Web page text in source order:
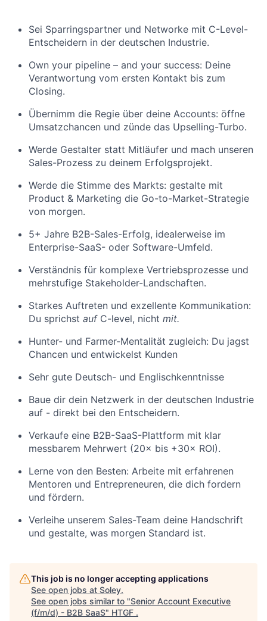
Sei Sparringspartner und Networke mit C-Level-
Entscheidern in der deutschen Industrie.
Own your pipeline – and your success: Deine
Verantwortung vom ersten Kontakt bis zum
Closing.
Übernimm die Regie über deine Accounts: öffne
Umsatzchancen und zünde das Upselling-Turbo.
Werde Gestalter statt Mitläufer und mach unseren
Sales-Prozess zu deinem Erfolgsprojekt.
Werde die Stimme des Markts: gestalte mit
Product & Marketing die Go-to-Market-Strategie
von morgen.
5+ Jahre B2B-Sales-Erfolg, idealerweise im
Enterprise-SaaS- oder Software-Umfeld.
Verständnis für komplexe Vertriebsprozesse und
mehrstufige Stakeholder-Landschaften.
Starkes Auftreten und exzellente Kommunikation:
Du sprichst auf C-level, nicht mit.
Hunter- und Farmer-Mentalität zugleich: Du jagst
Chancen und entwickelst Kunden
Sehr gute Deutsch- und Englischkenntnisse
Baue dir dein Netzwerk in der deutschen Industrie
auf - direkt bei den Entscheidern.
Verkaufe eine B2B-SaaS-Plattform mit klar
messbarem Mehrwert (20× bis +30× ROI).
Lerne von den Besten: Arbeite mit erfahrenen
Mentoren und Entrepreneuren, die dich fordern
und fördern.
Verleihe unserem Sales-Team deine Handschrift
und gestalte, was morgen Standard ist.
This job is no longer accepting applications
See open jobs at Soley.
See open jobs similar to "Senior Account Executive
(f/m/d) - B2B SaaS" HTGF .